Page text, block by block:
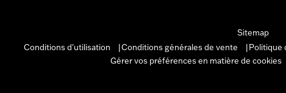
Sitemap
Conditions d'utilisation
Conditions générales de vente Politique
Gérer vos préférences en matière de cookies